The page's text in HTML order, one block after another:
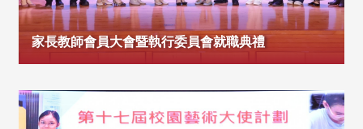
家長教師會員大會暨執行委員會就職典禮